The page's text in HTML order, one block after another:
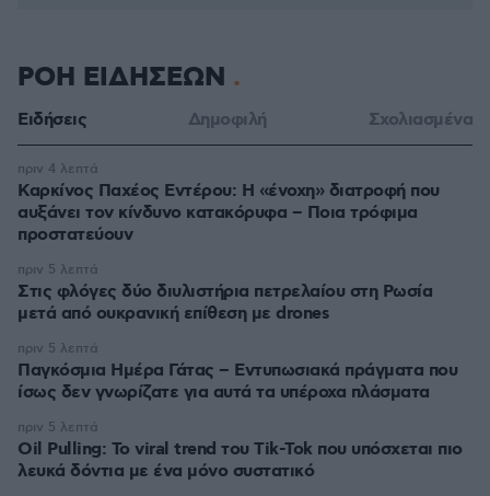
ΡΟΗ ΕΙΔΗΣΕΩΝ
Ειδήσεις Δημοφιλή Σχολιασμένα
Καρκίνος Παχέος Εντέρου: Η «ένοχη» διατροφή που
αυξάνει τον κίνδυνο κατακόρυφα – Ποια τρόφιμα
προστατεύουν
πριν 4 λεπτά
Στις φλόγες δύο διυλιστήρια πετρελαίου στη Ρωσία
μετά από ουκρανική επίθεση με drones
πριν 5 λεπτά
Παγκόσμια Ημέρα Γάτας – Εντυπωσιακά πράγματα που
ίσως δεν γνωρίζατε για αυτά τα υπέροχα πλάσματα
πριν 5 λεπτά
Oil Pulling: To viral trend του Tik-Tok που υπόσχεται πιο
λευκά δόντια με ένα μόνο συστατικό
πριν 5 λεπτά